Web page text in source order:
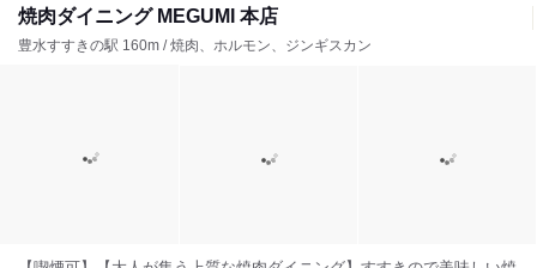
焼肉ダイニング MEGUMI 本店
豊水すすきの駅 160m / 焼肉、ホルモン、ジンギスカン